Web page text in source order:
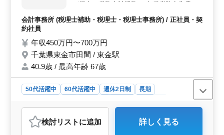
ることが可能です。
び個人の税務会計業務 ・各種税務申告書類
の作成 ・税務相談業務 等 会計ソフトは主に
TKC、弥生会計を使用します。 残業も少な
を更に活かしてキャリアアップを目指しませ
んか？
会計事務所 (税理士補助・税理士・税理士事務所) / 正社員・契
約社員
年収450万円〜700万円
千葉県東金市田間 / 東金駅
40.9歳 / 最高年齢 67歳
50代活躍中 60代活躍中 週休2日制
長期
おすすめポイント
検討リスト に追加 詳しく見る